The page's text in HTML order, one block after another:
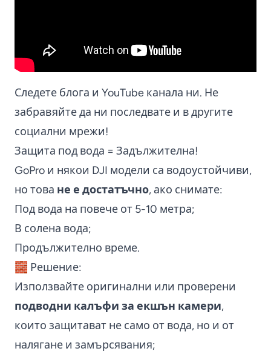
Следете блога и YouTube канала ни. Не
забравяйте да ни последвате и в другите
социални мрежи!
Защита под вода = Задължителна!
GoPro и някои DJI модели са водоустойчиви,
но това не е достатъчно, ако снимате:
Под вода на повече от 5-10 метра;
В солена вода;
Продължително време.
🧱 Решение:
Използвайте оригинални или проверени
подводни калъфи за екшън камери,
които защитават не само от вода, но и от
налягане и замърсявания;